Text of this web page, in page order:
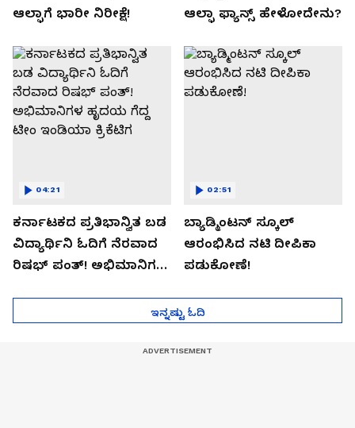
ಆಲ್ಫಾಗೆ ಭಾರೀ ನಿರೀಕ್ಷೆ!
ಆಲ್ಫಾ ಫ್ಯಾನ್ಸ್ ಹೇಳೋದೇನು?
ಕರ್ನಾಟಕದ ಪ್ರತಿಭಾನ್ವಿತ ಬಡ
ವಿದ್ಯಾರ್ಥಿನಿ ಓದಿಗೆ ನೆರವಾದ
ರಿಷಭ್ ಪಂತ್! ಅಭಿಮಾನಿಗಳ
04:21
ಬ್ಯಾಡ್ಮಿಂಟನ್ ಸ್ಕೂಲ್​
ಆರಂಭಿಸಿದ ನಟಿ ದೀಪಿಕಾ
ಪಡುಕೋಣೆ!
02:51
ಇನ್ನಷ್ಟು ಓದಿ